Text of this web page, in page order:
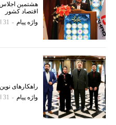
هشتمین
اقتصاد کشور
واژه پیام - 31 اردیبهشت 1402
راهکارهای
واژه پیام - 31 اردیبهشت 1402